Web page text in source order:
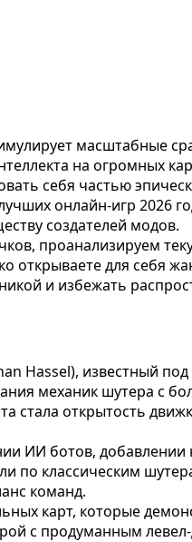
масштабные
на огромных
себя частью
онлайн-игр 2026
создателей модов.
проанализируем
открываете для себя
и избежать
Hassel), известный
механик шутера с
стала открытость
ИИ ботов,
по классическим
команд.
карт, которые
с продуманным